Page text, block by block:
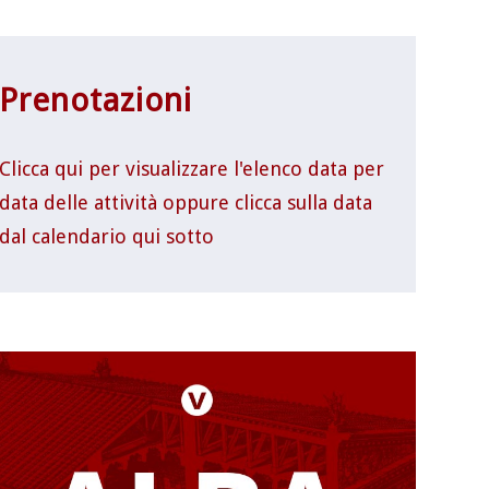
qui per visualizzare l'elenco data per
delle attività oppure clicca sulla data
calendario qui sotto